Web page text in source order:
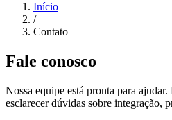
Início
/
Contato
Fale conosco
Nossa equipe está pronta para
esclarecer dúvidas sobre integração,